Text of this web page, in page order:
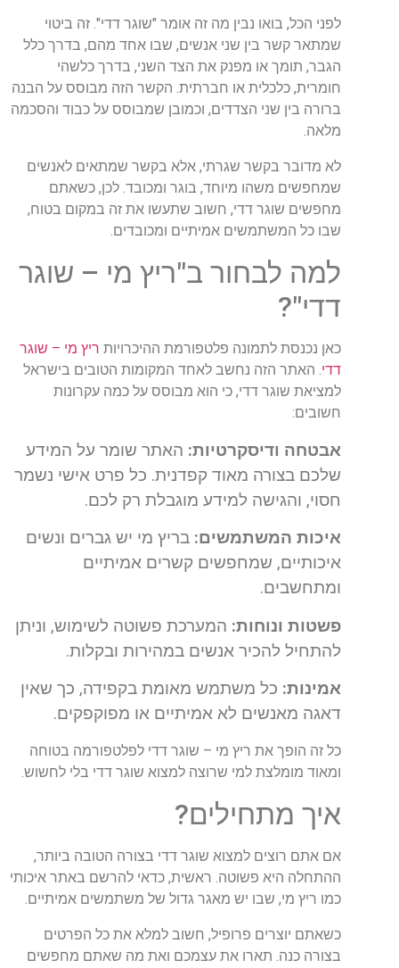
לפני הכל, בואו נבין מה זה אומר "שוגר דדי". זה ביטוי
שמתאר קשר בין שני אנשים, שבו אחד מהם, בדרך כלל
הגבר, תומך או מפנק את הצד השני, בדרך כלשהי
חומרית, כלכלית או חברתית. הקשר הזה מבוסס על הבנה
ברורה בין שני הצדדים, וכמובן שמבוסס על כבוד והסכמה
מלאה.
לא מדובר בקשר שגרתי, אלא בקשר שמתאים לאנשים
שמחפשים משהו מיוחד, בוגר ומכובד. לכן, כשאתם
מחפשים שוגר דדי, חשוב שתעשו את זה במקום בטוח,
שבו כל המשתמשים אמיתיים ומכובדים.
למה לבחור ב"ריץ מי – שוגר
דדי"?
כאן נכנסת לתמונה פלטפורמת ההיכרויות ריץ מי – שוגר
דדי. האתר הזה נחשב לאחד המקומות הטובים בישראל
למציאת שוגר דדי, כי הוא מבוסס על כמה עקרונות
חשובים:
אבטחה ודיסקרטיות: האתר שומר על המידע
שלכם בצורה מאוד קפדנית. כל פרט אישי נשמר
חסוי, והגישה למידע מוגבלת רק לכם.
איכות המשתמשים: בריץ מי יש גברים ונשים
איכותיים, שמחפשים קשרים אמיתיים
ומתחשבים.
פשטות ונוחות: המערכת פשוטה לשימוש, וניתן
להתחיל להכיר אנשים במהירות ובקלות.
אמינות: כל משתמש מאומת בקפידה, כך שאין
דאגה מאנשים לא אמיתיים או מפוקפקים.
כל זה הופך את ריץ מי – שוגר דדי לפלטפורמה בטוחה
ומאוד מומלצת למי שרוצה למצוא שוגר דדי בלי לחשוש.
איך מתחילים?
אם אתם רוצים למצוא שוגר דדי בצורה הטובה ביותר,
ההתחלה היא פשוטה. ראשית, כדאי להרשם באתר איכותי
כמו ריץ מי, שבו יש מאגר גדול של משתמשים אמיתיים.
כשאתם יוצרים פרופיל, חשוב למלא את כל הפרטים
בצורה כנה. תארו את עצמכם ואת מה שאתם מחפשים